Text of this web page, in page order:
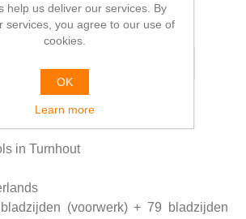
the address you want to ship from
in Turnhout
(voorwerk) + 79 bladzijden
help us deliver our services. By
services, you agree to our use of
cookies.
OK
Learn more